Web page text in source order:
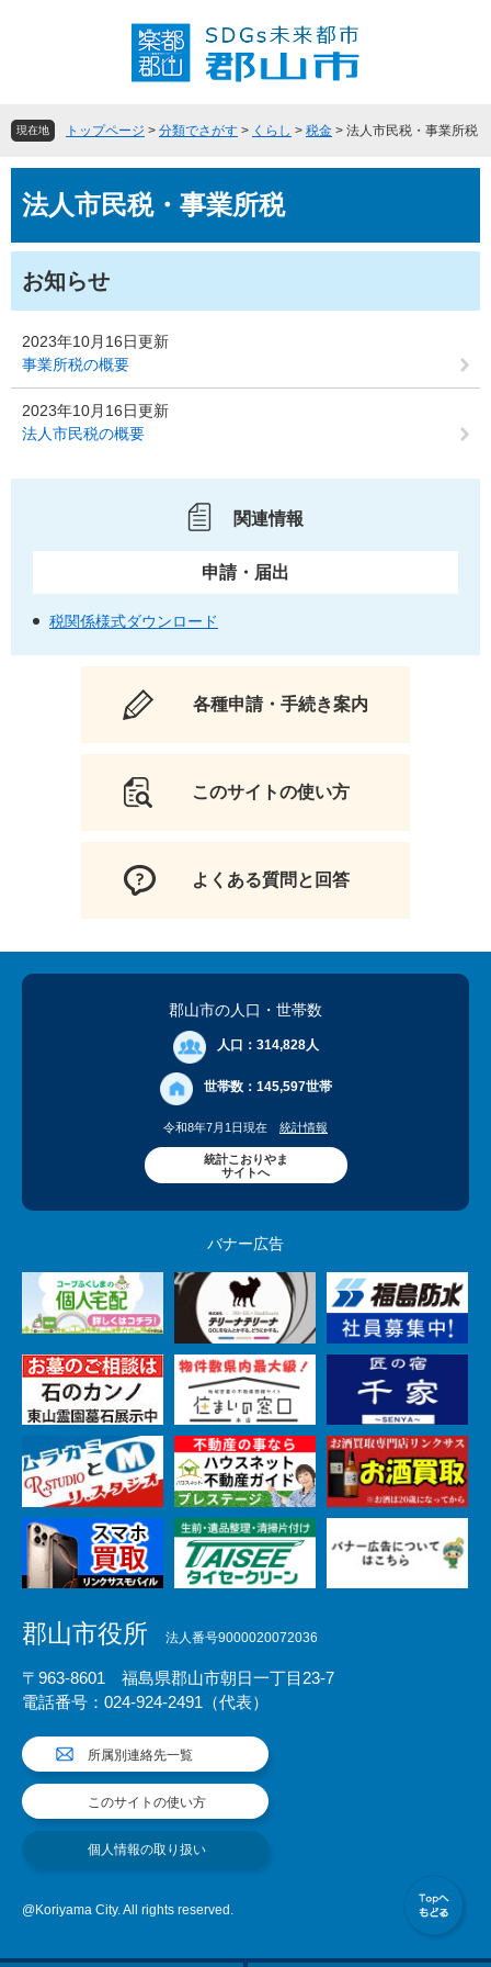
頭
す
飛
し
文
現在地 トップページ > 分類でさがす > くらし > 税金 > 法人市民税・事業所税
文法人市民税・事業所税
お知らせ
2023年10月16日更新
事業所税の概要
2023年10月16日更新
法人市民税の概要
関連情報
申請・届出
税関係様式ダウンロード
各種申請・手続き案内
このサイトの使い方
よくある質問と回答
郡山市の人口 ・世帯数
人口： 314,828人
世帯数： 145,597世帯
令和8年7月1日現在 統計情報
統計こおりやま
サイトへ
バナー広告
郡山市役所 法人番号9000020072036
〒963-8601 福島県郡山市朝日一丁目23-7
電話番号：024-924-2491（代表）
所属別連絡先一覧
このサイトの使い方
個人情報の取り扱い
@Koriyama City. All rights reserved.